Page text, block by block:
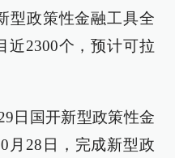
型政策性金融工具全
近2300个，预计可拉
日国开新型政策性金
月28日，完成新型政